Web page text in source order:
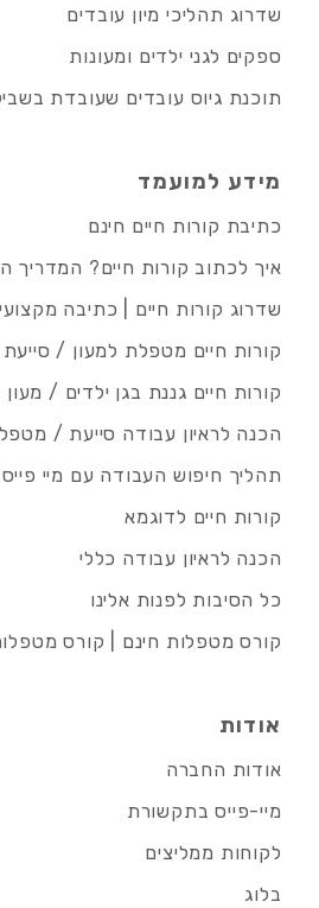
שדרוג תהליכי מיון עובדים
ספקים לגני ילדים ומעונות
תוכנת גיוס עובדים שעובדת
מידע למועמד
כתיבת קורות חיים חינם
איך לכתוב קורות חיים? המדריך
שדרוג קורות חיים | כתיבה
קורות חיים מטפלת למעון /
קורות חיים גננת בגן ילדים /
הכנה לראיון עבודה סייעת /
תהליך חיפוש העבודה עם מיי פייס
קורות חיים לדוגמא
הכנה לראיון עבודה כללי
כל הסיבות לפנות אלינו
קורס מטפלות חינם | קורס
אודות
אודות החברה
מיי-פייס בתקשורת
לקוחות ממליצים
בלוג